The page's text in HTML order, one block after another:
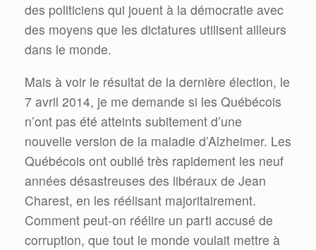
des politiciens qui jouent à la démocratie avec
des moyens que les dictatures utilisent ailleurs
dans le monde.
Mais à voir le résultat de la dernière élection, le
7 avril 2014, je me demande si les Québécois
n’ont pas été atteints subitement d’une
nouvelle version de la maladie d’Alzheimer. Les
Québécois ont oublié très rapidement les neuf
années désastreuses des libéraux de Jean
Charest, en les réélisant majoritairement.
Comment peut-on réélire un parti accusé de
corruption, que tout le monde voulait mettre à